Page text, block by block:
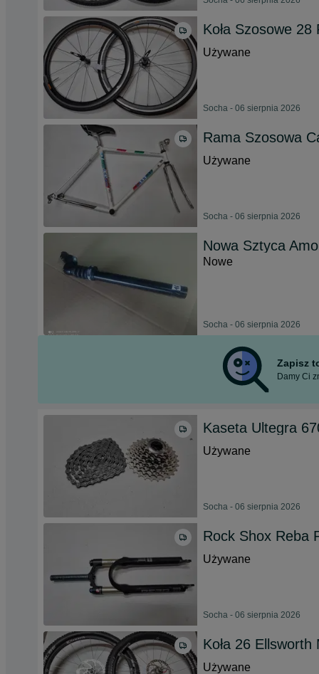
Koła Szosowe 28
Używane
Socha - 06 sierpnia 2026
Rama Szosowa
Używane
Socha - 06 sierpnia 2026
Nowa Sztyca
Nowe
Socha - 06 sierpnia 2026
Zapisz
Damy Ci
Kaseta Ultegra
Używane
Socha - 06 sierpnia 2026
Rock Shox Reba
Używane
Socha - 06 sierpnia 2026
Koła 26 Ellsworth
Używane